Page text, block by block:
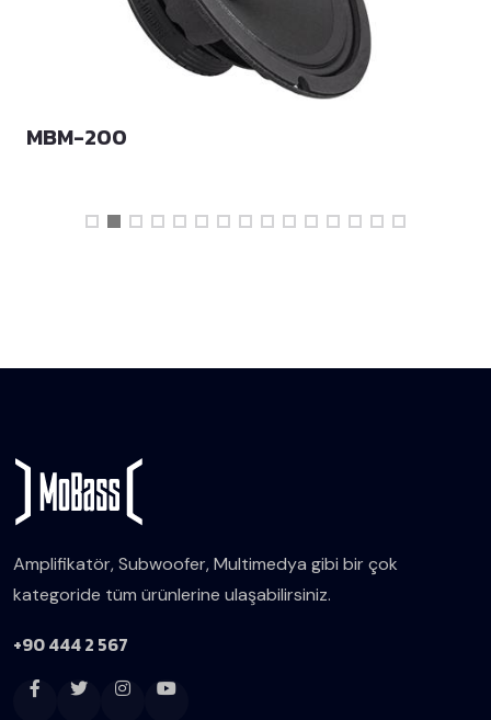
MBM-200
Amplifikatör, Subwoofer, Multimedya gibi bir çok
kategoride tüm ürünlerine ulaşabilirsiniz.
+90 444 2 567